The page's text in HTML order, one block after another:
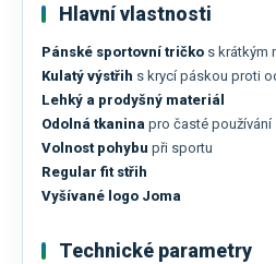
Hlavní vlastnosti
Pánské sportovní tričko s krátkým
Kulatý výstřih s krycí páskou proti
Lehký a prodyšný materiál
Odolná tkanina pro časté používání
Volnost pohybu při sportu
Regular fit střih
Vyšívané logo Joma
Technické parametry